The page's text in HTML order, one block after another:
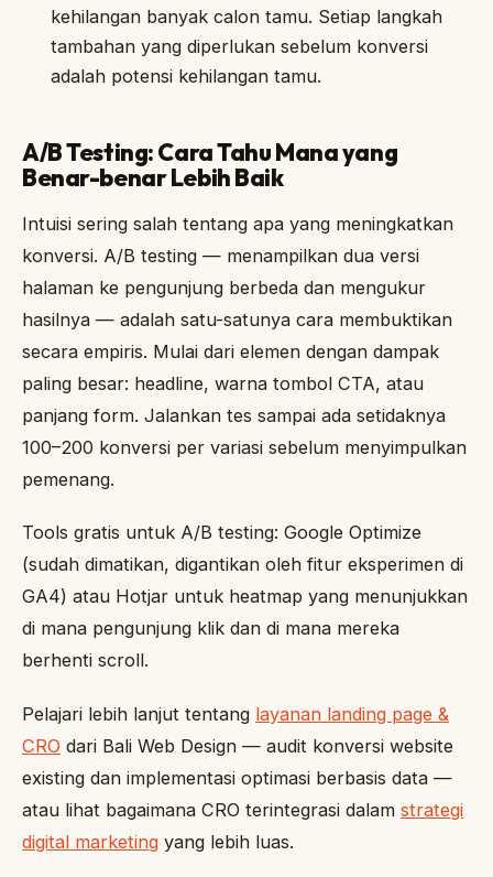
kehilangan banyak calon tamu. Setiap langkah
tambahan yang diperlukan sebelum konversi
adalah potensi kehilangan tamu.
A/B Testing: Cara Tahu Mana yang
Benar-benar Lebih Baik
Intuisi sering salah tentang apa yang meningkatkan
konversi. A/B testing — menampilkan dua versi
halaman ke pengunjung berbeda dan mengukur
hasilnya — adalah satu-satunya cara membuktikan
secara empiris. Mulai dari elemen dengan dampak
paling besar: headline, warna tombol CTA, atau
panjang form. Jalankan tes sampai ada setidaknya
100–200 konversi per variasi sebelum menyimpulkan
pemenang.
Tools gratis untuk A/B testing: Google Optimize
(sudah dimatikan, digantikan oleh fitur eksperimen di
GA4) atau Hotjar untuk heatmap yang menunjukkan
di mana pengunjung klik dan di mana mereka
berhenti scroll.
Pelajari lebih lanjut tentang layanan landing page &
CRO dari Bali Web Design — audit konversi website
existing dan implementasi optimasi berbasis data —
atau lihat bagaimana CRO terintegrasi dalam strategi
digital marketing yang lebih luas.